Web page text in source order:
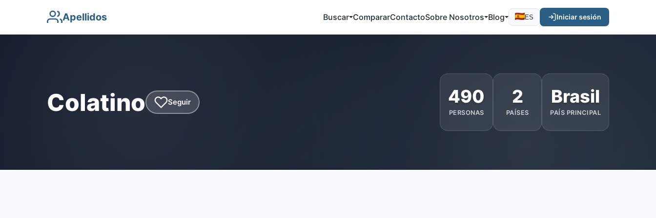
Apellidos Buscar CompararContactoSobre Nosotros Blog ES Iniciar sesión
Colatino Seguir 490
PERSONAS
2
PAÍSES
Brasil
PAÍS PRINCIPAL